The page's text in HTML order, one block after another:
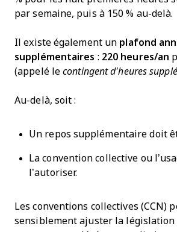
par semaine, puis à 150 % au-delà.
Il existe également un plafond
supplémentaires : 220 heures/an
(appelé lecontingent d’heures
Au-delà, soit :
Un repos supplémentaire doit
La convention collective ou
l’autoriser.
Les conventions collectives (CCN)
sensiblement ajuster la législation